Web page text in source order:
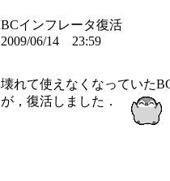
BCインフレータ復活
2009/06/14 23:59
壊れて使えなくなっていた
が，復活しました．